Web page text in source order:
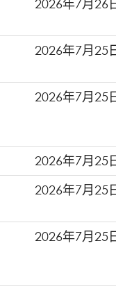
2026年7月26
2026年7月25
2026年7月25
2026年7月25
2026年7月25
2026年7月25